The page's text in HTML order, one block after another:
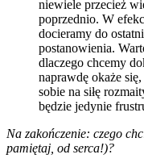
niewiele przecież
poprzednio. W
docieramy do
postanowienia.
dlaczego chcemy
naprawdę okaże
sobie na siłę
będzie jedynie
Na zakończenie: czego
pamiętaj, od serca!)?